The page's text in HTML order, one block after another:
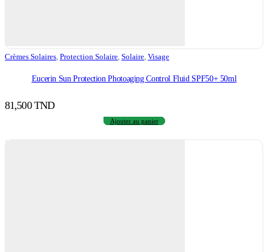
Crèmes Solaires, Protection Solaire, Solaire, Visage
Eucerin Sun Protection Photoaging Control Fluid SPF50+ 50ml
81,500TND
Ajouter au panier